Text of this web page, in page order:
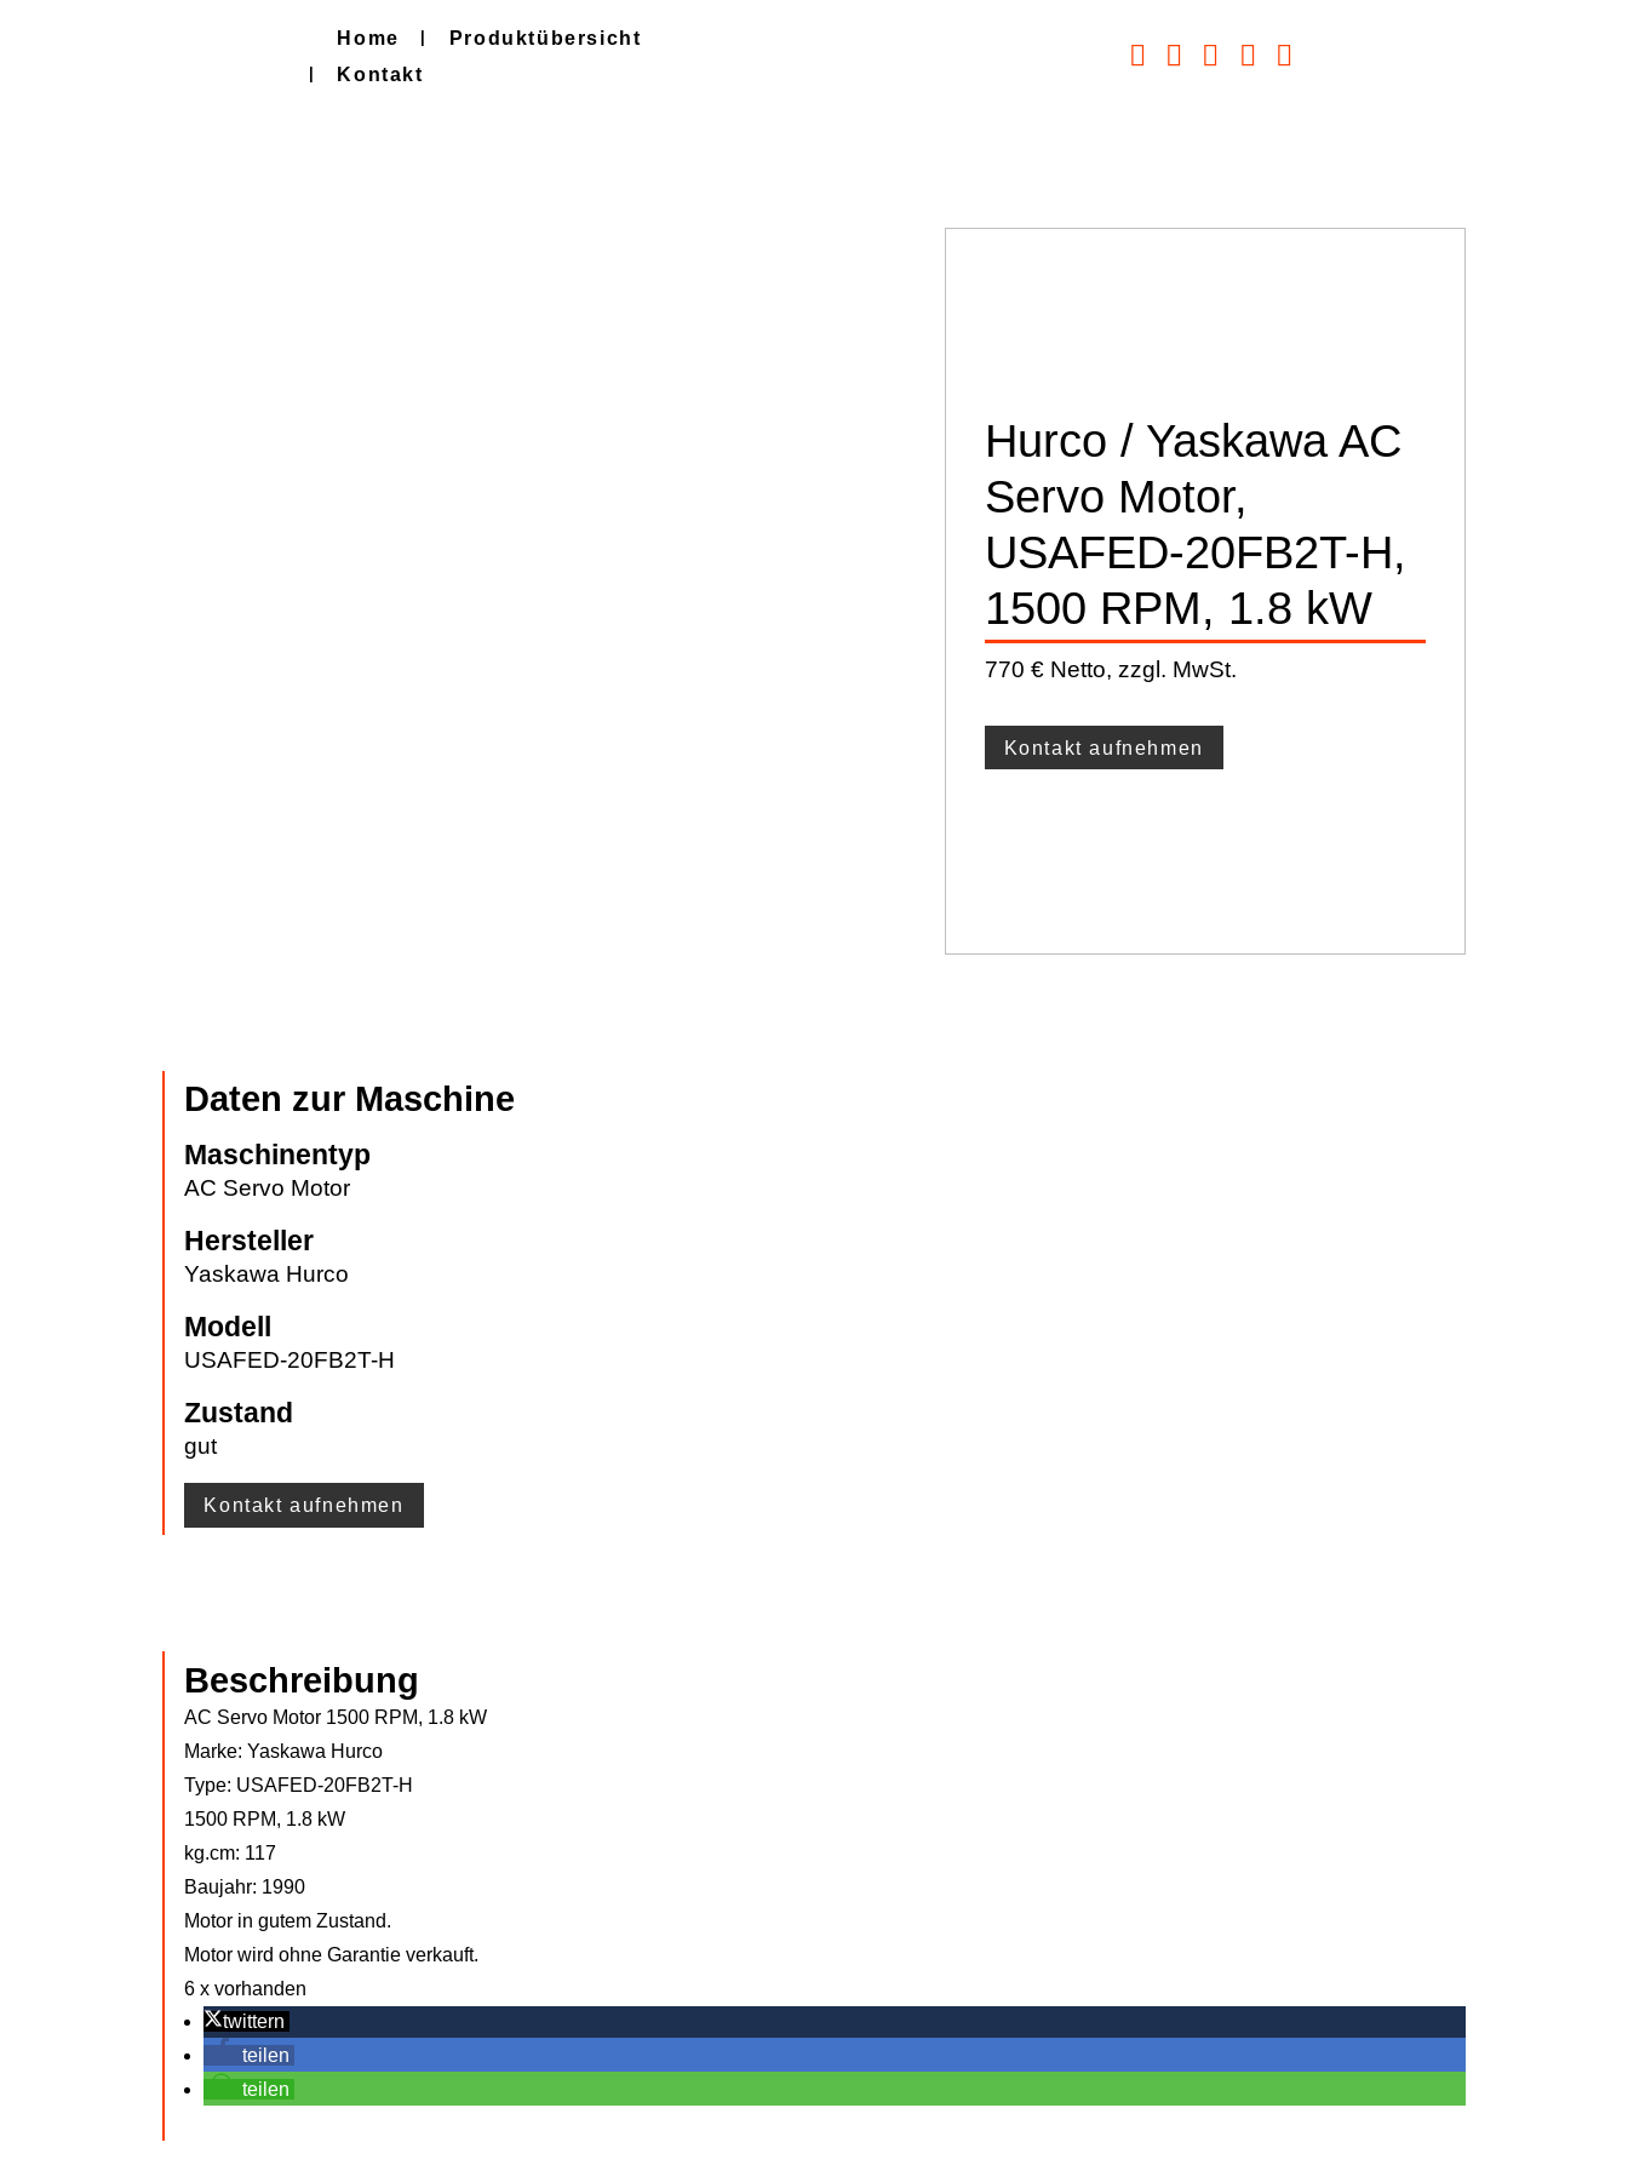
Home
Produktübersicht
Kontakt
    
Hurco / Yaskawa AC
Servo Motor,
USAFED-20FB2T-H,
1500 RPM, 1.8 kW
770 € Netto, zzgl. MwSt.
Kontakt aufnehmen
Daten zur Maschine
Maschinentyp
AC Servo Motor
Hersteller
Yaskawa Hurco
Modell
USAFED-20FB2T-H
Zustand
gut
Kontakt aufnehmen
Beschreibung
AC Servo Motor 1500 RPM, 1.8 kW
Marke: Yaskawa Hurco
Type: USAFED-20FB2T-H
1500 RPM, 1.8 kW
kg.cm: 117
Baujahr: 1990
Motor in gutem Zustand.
Motor wird ohne Garantie verkauft.
6 x vorhanden
twittern
teilen
teilen